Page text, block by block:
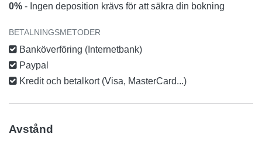
0% - Ingen deposition krävs för att säkra din bokning
BETALNINGSMETODER
Banköverföring (Internetbank)
Paypal
Kredit och betalkort (Visa, MasterCard...)
Avstånd